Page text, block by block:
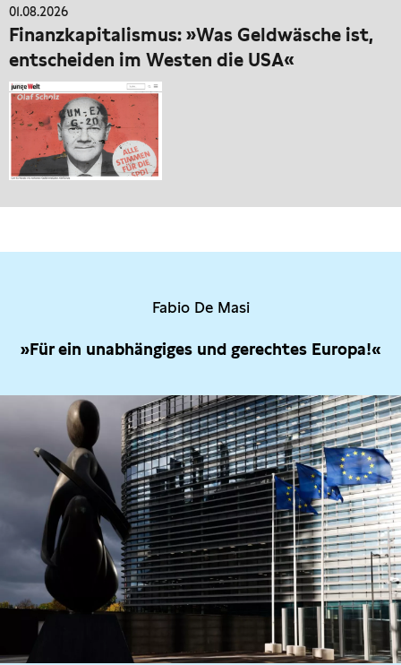
01.08.2026
Finanzkapitalismus: »Was Geldwäsche ist,
entscheiden im Westen die USA«
Fabio De Masi
»Für ein unabhängiges und gerechtes Europa!«